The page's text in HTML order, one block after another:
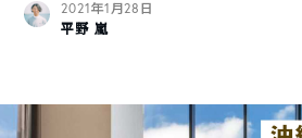
2021年1月28日
平野 嵐